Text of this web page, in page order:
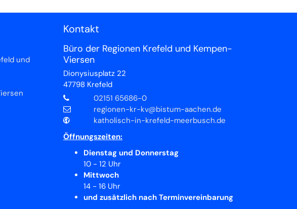
und
Kontakt
Büro der Regionen Krefeld und Kempen-
Viersen
Dionysiusplatz 22
47798 Krefeld
02151 65686-0
regionen-kr-kv@bistum-aachen.de
katholisch-in-krefeld-meerbusch.de
Öffnungszeiten:
Dienstag und Donnerstag
10 - 12 Uhr
Mittwoch
14 - 16 Uhr
und zusätzlich nach Terminvereinbarung